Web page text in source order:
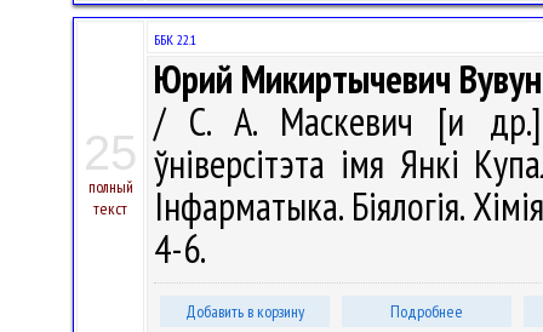
25
полный
текст
ББК 22.1
Юрий Микиртычевич
/ С. А. Маскевич [и др.]
ўніверсітэта імя Янкі
Інфарматыка. Біялогія.
4-6.
Добавить в корзину Подробнее